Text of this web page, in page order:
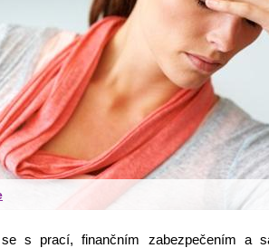
s prací, finančním zabezpečením a